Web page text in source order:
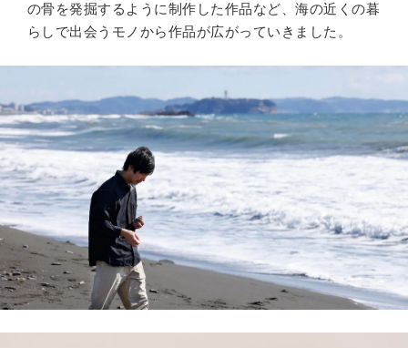
の骨を発掘するように制作した作品など、海の近くの暮
らしで出会うモノから作品が広がっていきました。